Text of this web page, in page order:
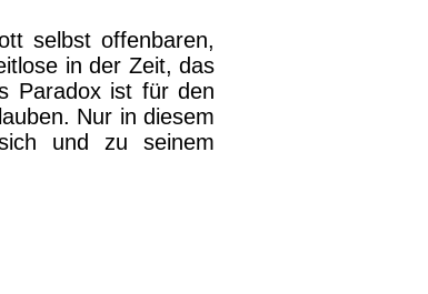
selbst offenbaren,
in der Zeit, das
Paradox ist für den
Nur in diesem
und zu seinem